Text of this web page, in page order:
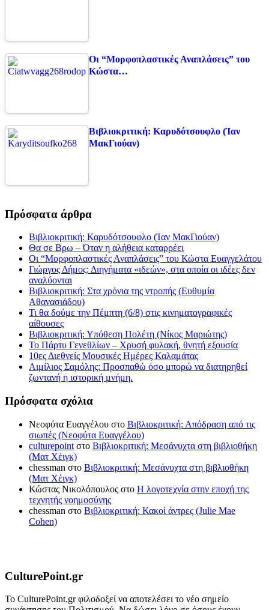
Οι “Μορφοπλαστικές Αναπλάσεις” του
Κώστα…
Βιβλιοκριτική: Καρυδότσουφλο (Ίαν
ΜακΓιούαν)
Πρόσφατα άρθρα
Βιβλιοκριτική: Καρυδότσουφλο (Ίαν ΜακΓιούαν)
Θα σε Βρω – Όταν η αλήθεια καταρρέει
Οι “Μορφοπλαστικές Αναπλάσεις” του Κώστα Ευαγγελάτου
Γιώργος Δήμος: Διηγήματα «ιδεών», στα οποία οι ιδέες δεν
αναλύονται
Βιβλιοκριτική: Στα χρόνια της ντροπής (Ευθυμία
Αθανασιάδου)
Τι θα δούμε την Πέμπτη (6/8) στις κινηματογραφικές
αίθουσες
Βιβλιοκριτική: Υπόθεση Πολέτη (Νίκος Μαριώτης)
Το Πάρτυ Γενεθλίων – Χρυσή φυλακή, θνητή εξουσία
10ες Διεθνείς Μουσικές Ημέρες Καλαμάτας
Αιμίλιος Σαμόλης: Προσπαθώ όσο μπορώ να διατηρηθεί
ζωντανή η ιστορική μνήμη.
Πρόσφατα σχόλια
Νεοφύτα Ευαγγέλου στο Βιβλιοκριτική: Απόδραση από τις
σιωπές (Νεοφύτα Ευαγγέλου)
culturepoint στο Βιβλιοκριτική: Μεσάνυχτα στη βιβλιοθήκη
(Ματ Χέιγκ)
chessman στο Βιβλιοκριτική: Μεσάνυχτα στη βιβλιοθήκη
(Ματ Χέιγκ)
Κώστας Νικολόπουλος στο Η λογοτεχνία στην εποχή της
τεχνητής νοημοσύνης
chessman στο Βιβλιοκριτική: Κακοί άντρες (Julie Mae
Cohen)
CulturePoint.gr
Το CulturePoint.gr φιλοδοξεί να αποτελέσει το νέο σημείο